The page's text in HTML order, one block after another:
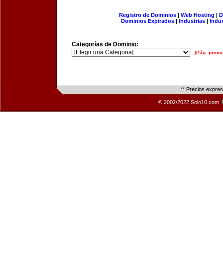
Registro de Dominios| Web Hosting |
Dominios Expirados | Industrias |
Categorías de Dominio:
[Pág.
** Precios
© 2002/2022 Solo10.com